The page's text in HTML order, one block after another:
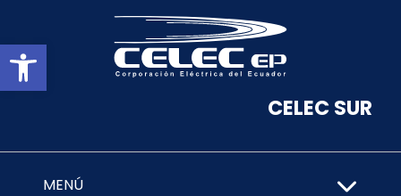
Abrir barra de herramientas
CELEC SUR
MENÚ